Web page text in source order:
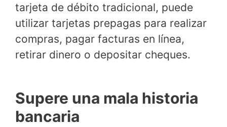
tarjeta de débito tradicional, puede
utilizar tarjetas prepagas para realizar
compras, pagar facturas en línea,
retirar dinero o depositar cheques.
Supere una mala historia
bancaria